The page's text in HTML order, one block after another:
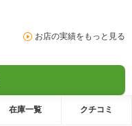
お店の実績をもっと見る
在庫一覧 クチコミ